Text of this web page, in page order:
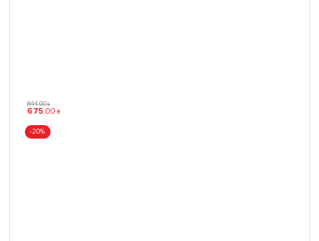
844.00 ₴
675 00 ₴
-20%